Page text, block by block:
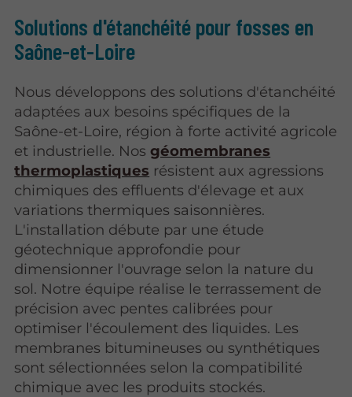
Solutions d'étanchéité pour fosses en
Saône-et-Loire
Nous développons des solutions d'étanchéité
adaptées aux besoins spécifiques de la
Saône-et-Loire, région à forte activité agricole
et industrielle. Nosgéomembranes
thermoplastiques résistent aux agressions
chimiques des effluents d'élevage et aux
variations thermiques saisonnières.
L'installation débute par une étude
géotechnique approfondie pour
dimensionner l'ouvrage selon la nature du
sol. Notre équipe réalise le terrassement de
précision avec pentes calibrées pour
optimiser l'écoulement des liquides. Les
membranes bitumineuses ou synthétiques
sont sélectionnées selon la compatibilité
chimique avec les produits stockés.